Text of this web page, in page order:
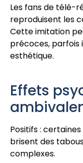
Les fans de télé-
reproduisent les
Cette imitation
précoces, parfois
esthétique.
Effets
Positifs :
brisent des
complexes.